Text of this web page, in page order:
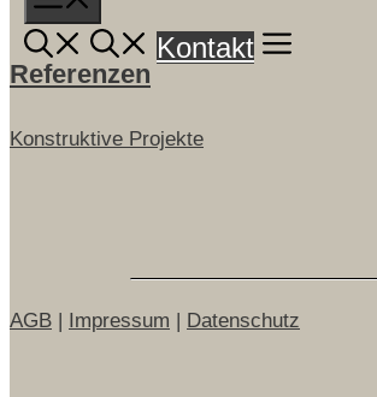
Kontakt
Referenzen
Konstruktive Projekte
AGB | Impressum | Datenschutz